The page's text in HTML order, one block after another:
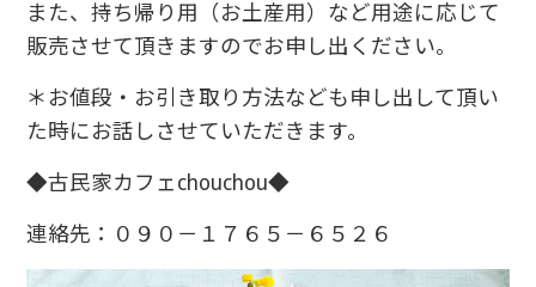
また、持ち帰り用（お土産用）など用途に応じて
販売させて頂きますのでお申し出ください。
＊お値段・お引き取り方法なども申し出して頂い
た時にお話しさせていただきます。
◆古民家カフェchouchou◆
連絡先：０９０－１７６５－６５２６